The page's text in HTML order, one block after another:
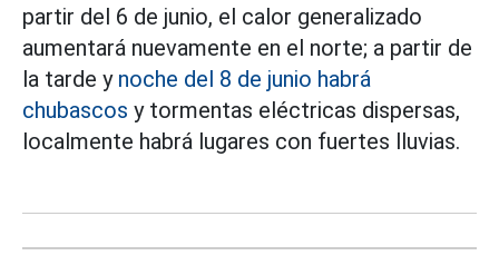
partir del 6 de junio, el calor generalizado
aumentará nuevamente en el norte; a partir de
la tarde y noche del 8 de junio habrá
chubascos y tormentas eléctricas dispersas,
localmente habrá lugares con fuertes lluvias.